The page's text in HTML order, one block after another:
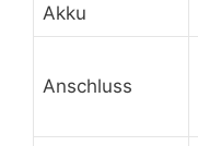
Akku
Anschluss